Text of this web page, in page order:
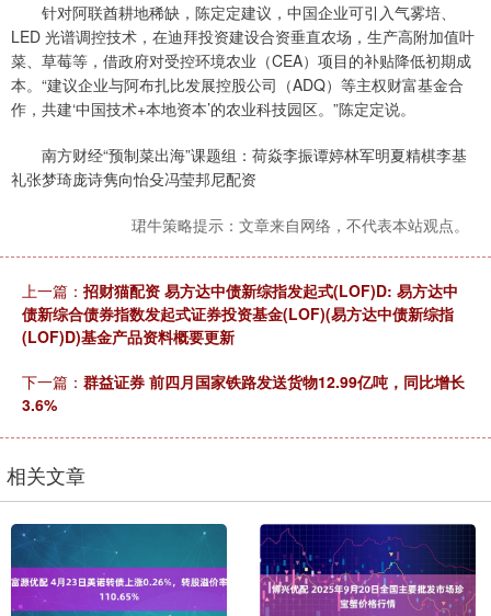
针对阿联酋耕地稀缺，陈定定建议，中国企业可引入气雾培、
LED 光谱调控技术，在迪拜投资建设合资垂直农场，生产高附加值叶
菜、草莓等，借政府对受控环境农业（CEA）项目的补贴降低初期成
本。“建议企业与阿布扎比发展控股公司（ADQ）等主权财富基金合
作，共建‘中国技术+本地资本’的农业科技园区。”陈定定说。
南方财经“预制菜出海”课题组：荷焱李振谭婷林军明夏精棋李基
礼张梦琦庞诗隽向怡殳冯莹邦尼配资
珺牛策略提示：文章来自网络，不代表本站观点。
上一篇： 招财猫配资 易方达中债新综指发起式(LOF)D: 易方达中
债新综合债券指数发起式证券投资基金(LOF)(易方达中债新综指
(LOF)D)基金产品资料概要更新
下一篇： 群益证券 前四月国家铁路发送货物12.99亿吨，同比增长
3.6%
相关文章